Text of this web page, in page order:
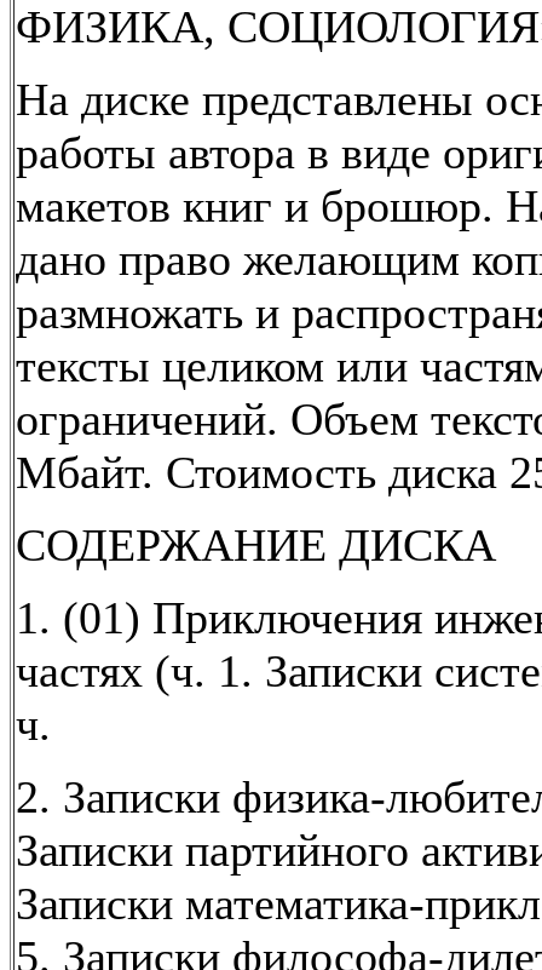
ФИЗИКА,
На диске представлены
работы автора в виде
макетов книг и брошюр.
дано право желающим
размножать и
тексты целиком или
ограничений. Объем
Мбайт. Стоимость диска
СОДЕРЖАНИЕ ДИСКА
1. (01) Приключения
частях (ч. 1. Записки
ч.
2. Записки физика-
Записки партийного
Записки математика-
5. Записки философа-